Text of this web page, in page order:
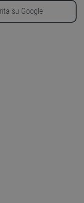
su Google